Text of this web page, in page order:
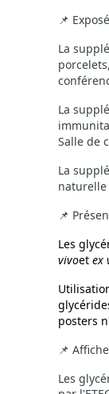
📌
La
La
Salle de
La
naturelle
📌
Les
vivoet ex
posters
📌
Les